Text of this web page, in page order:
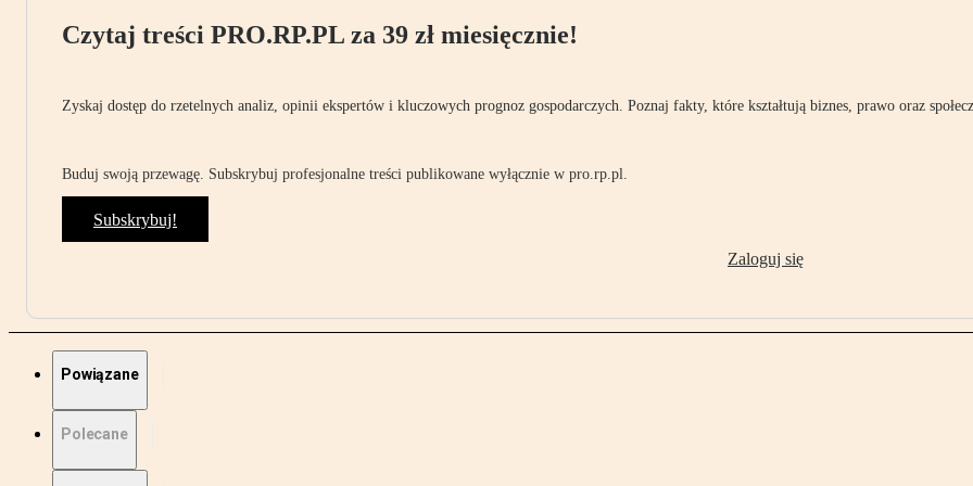
Czytaj treści PRO.RP.PL za 39 zł miesięcznie!
Zyskaj dostęp do rzetelnych analiz, opinii ekspertów i kluczowych prognoz gospodarczych. Poznaj fakty, które kształtują biznes, prawo oraz
Buduj swoją przewagę. Subskrybuj profesjonalne treści publikowane wyłącznie w pro.rp.pl.
Subskrybuj!
Zaloguj się
Powiązane
Polecane